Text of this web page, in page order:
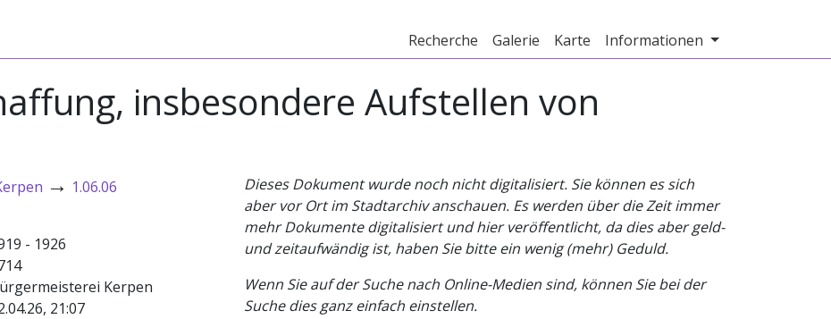
Recherche Galerie Karte Informationen
insbesondere Aufstellen von
→ 1.06.06
- 1926
Kerpen
21:07
Dieses Dokument wurde noch nicht digitalisiert. Sie können es sich
aber vor Ort im Stadtarchiv anschauen. Es werden über die Zeit immer
mehr Dokumente digitalisiert und hier veröffentlicht, da dies aber geld-
und zeitaufwändig ist, haben Sie bitte ein wenig (mehr) Geduld.
Wenn Sie auf der Suche nach Online-Medien sind, können Sie bei der
Suche dies ganz einfach einstellen.